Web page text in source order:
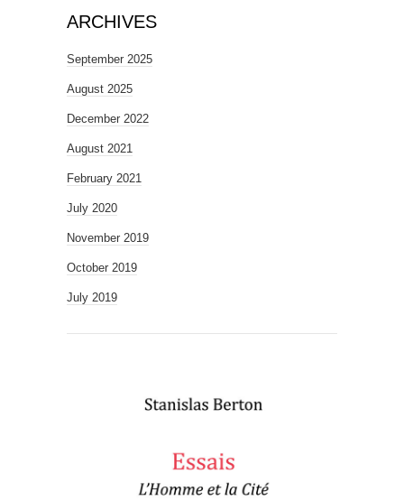
ARCHIVES
September 2025
August 2025
December 2022
August 2021
February 2021
July 2020
November 2019
October 2019
July 2019